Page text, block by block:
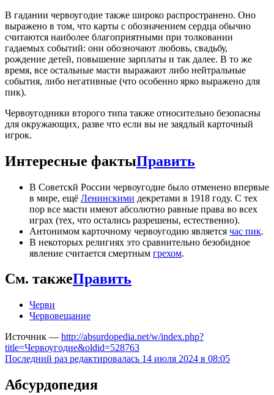
В гадании червоугодие также широко распространено. Оно
выражено в том, что карты с обозначением сердца обычно
считаются наиболее благоприятными при толковании
гадаемых событий: они обозночают любовь, свадьбу,
рождение детей, повышение зарплаты и так далее. В то же
время, все остальные масти выражают либо нейтральные
события, либо негативные (что особенно ярко выражено для
пик).
Червоугодники второго типа также относительно безопасны
для окружающих, разве что если вы не заядлый карточный
игрок.
Интересные фактыПравить
В Советскй России червоугодие было отменено впервые
в мире, ещё Ленинскими декретами в 1918 году. С тех
пор все масти имеют абсолютно равные права во всех
играх (тех, что остались разрешены, естественно).
Антонимом карточному червоугодию является час пик.
В некоторых религиях это сравнительно безобидное
явление считается смертным грехом.
См. такжеПравить
Черви
Червовещание
Источник — http://absurdopedia.net/w/index.php?
title=Червоугодие&oldid=528763
Последний раз редактировалась 14 июля 2024 в 08:05
Абсурдопедия